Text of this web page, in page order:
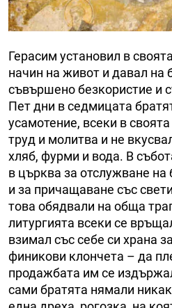
Герасим установил в
начин на живот и давал на
съвършено безкористие и
Пет дни в седмицата
усамотение, всеки в
труд и молитва и не
хляб, фурми и вода. В
в църква за отслужване на
и за причащаване със
това обядвали на обща
литургията всеки се
взимал със себе си храна
финикови клончета – да
продажбата им се
сами братята нямали